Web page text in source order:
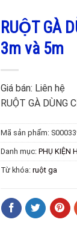
RUỘT GÀ
3m và 5m
Giá bán: Liên hệ
RUỘT GÀ DÙNG
Mã sản phẩm:
Danh mục: PHỤ KIỆN
Từ khóa: ruột ga